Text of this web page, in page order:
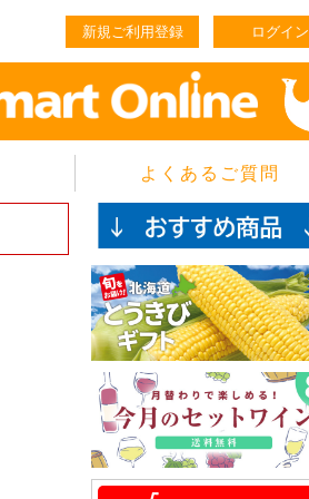
新規ご利用登録 ログイン
よくあるご質問